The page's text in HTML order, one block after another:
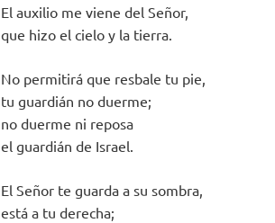
El auxilio me viene del Señor,
que hizo el cielo y la tierra.
No permitirá que resbale tu pie,
tu guardián no duerme;
no duerme ni reposa
el guardián de Israel.
El Señor te guarda a su sombra,
está a tu derecha;